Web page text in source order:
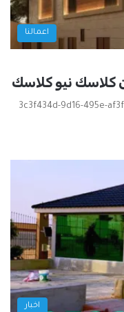
اعمالنا
كلاسك نيو كلاسك
3c3f434d-9d16-495e-
اخبار